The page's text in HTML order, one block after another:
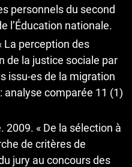
personnels du second
l’Éducation nationale.
La perception des
de la justice sociale par
issu-es de la migration
analyse comparée 11 (1)
2009. « De la sélection à
de critères de
jury au concours des